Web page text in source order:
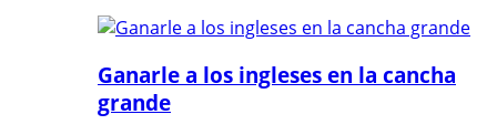
Ganarle a los ingleses en la cancha
grande